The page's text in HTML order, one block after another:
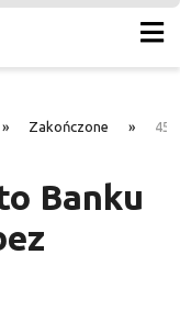
» Zakończone »
Banku